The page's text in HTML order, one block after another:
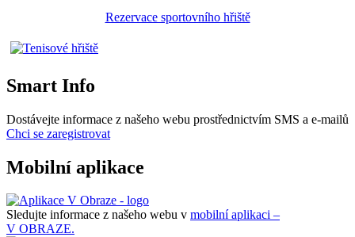
Rezervace sportovního hřiště
Smart Info
Dostávejte informace z našeho webu prostřednictvím SMS a e-mailů
Chci se zaregistrovat
Mobilní aplikace
Sledujte informace z našeho webu v mobilní aplikaci –
V OBRAZE.